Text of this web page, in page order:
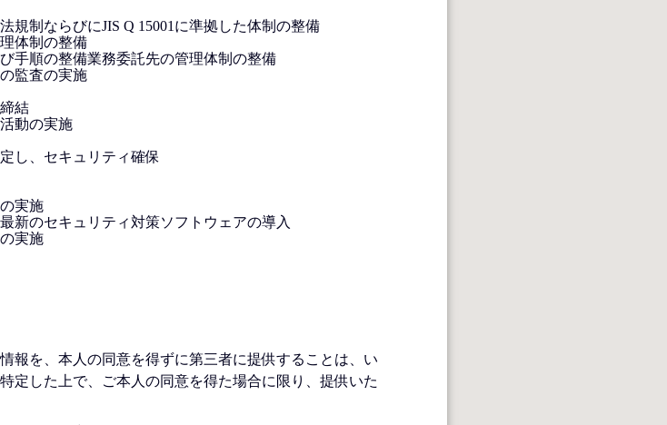
規制ならびにJIS Q 15001に準拠した体制の整備
体制の整備
手順の整備業務委託先の管理体制の整備
監査の実施
結
動の実施
し、セキュリティ確保
実施
新のセキュリティ対策ソフトウェアの導入
実施
報を、本⼈の同意を得ずに第三者に提供することは、い
定した上で、ご本⼈の同意を得た場合に限り、提供いた